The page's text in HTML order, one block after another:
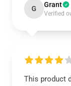
G Grant
Verified
This product